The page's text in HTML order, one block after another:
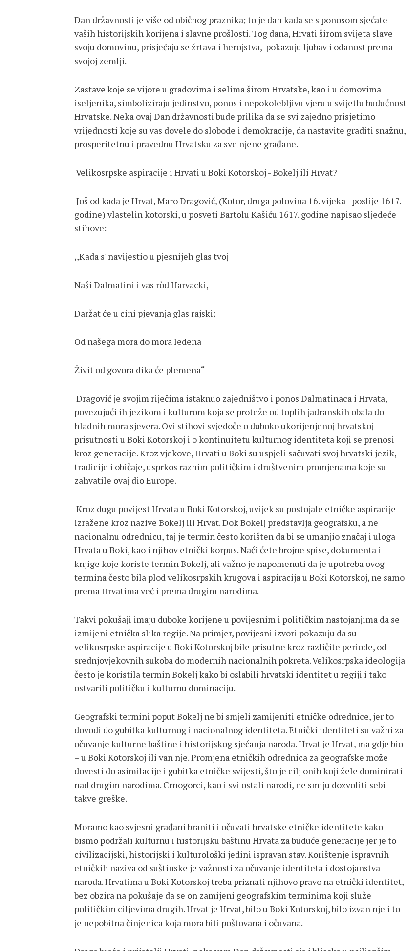
Dan državnosti je više od običnog praznika; to je dan kada se s ponosom sjećate
vaših historijskih korijena i slavne prošlosti. Tog dana, Hrvati širom svijeta slave
svoju domovinu, prisjećaju se žrtava i herojstva, pokazuju ljubav i odanost prema
svojoj zemlji.
Zastave koje se vijore u gradovima i selima širom Hrvatske, kao i u domovima
iseljenika, simboliziraju jedinstvo, ponos i nepokolebljivu vjeru u svijetlu budućnost
Hrvatske. Neka ovaj Dan državnosti bude prilika da se svi zajedno prisjetimo
vrijednosti koje su vas dovele do slobode i demokracije, da nastavite graditi snažnu,
prosperitetnu i pravednu Hrvatsku za sve njene građane.
Velikosrpske aspiracije i Hrvati u Boki Kotorskoj - Bokelj ili Hrvat?
Još od kada je Hrvat, Maro Dragović, (Kotor, druga polovina 16. vijeka - poslije 1617.
godine) vlastelin kotorski, u posveti Bartolu Kašiću 1617. godine napisao sljedeće
stihove:
,,Kada s' navijestio u pjesnijeh glas tvoj
Naši Dalmatini i vas ròd Harvacki,
Daržat će u cini pjevanja glas rajski;
Od našega mora do mora ledena
Živit od govora dika će plemena“
Dragović je svojim riječima istaknuo zajedništvo i ponos Dalmatinaca i Hrvata,
povezujući ih jezikom i kulturom koja se proteže od toplih jadranskih obala do
hladnih mora sjevera. Ovi stihovi svjedoče o duboko ukorijenjenoj hrvatskoj
prisutnosti u Boki Kotorskoj i o kontinuitetu kulturnog identiteta koji se prenosi
kroz generacije. Kroz vjekove, Hrvati u Boki su uspjeli sačuvati svoj hrvatski jezik,
tradicije i običaje, usprkos raznim političkim i društvenim promjenama koje su
zahvatile ovaj dio Europe.
Kroz dugu povijest Hrvata u Boki Kotorskoj, uvijek su postojale etničke aspiracije
izražene kroz nazive Bokelj ili Hrvat. Dok Bokelj predstavlja geografsku, a ne
nacionalnu odrednicu, taj je termin često korišten da bi se umanjio značaj i uloga
Hrvata u Boki, kao i njihov etnički korpus. Naći ćete brojne spise, dokumenta i
knjige koje koriste termin Bokelj, ali važno je napomenuti da je upotreba ovog
termina često bila plod velikosrpskih krugova i aspiracija u Boki Kotorskoj, ne samo
prema Hrvatima već i prema drugim narodima.
Takvi pokušaji imaju duboke korijene u povijesnim i političkim nastojanjima da se
izmijeni etnička slika regije. Na primjer, povijesni izvori pokazuju da su
velikosrpske aspiracije u Boki Kotorskoj bile prisutne kroz različite periode, od
srednjovjekovnih sukoba do modernih nacionalnih pokreta. Velikosrpska ideologija
često je koristila termin Bokelj kako bi oslabili hrvatski identitet u regiji i tako
ostvarili političku i kulturnu dominaciju.
Geografski termini poput Bokelj ne bi smjeli zamijeniti etničke odrednice, jer to
dovodi do gubitka kulturnog i nacionalnog identiteta. Etnički identiteti su važni za
očuvanje kulturne baštine i historijskog sjećanja naroda. Hrvat je Hrvat, ma gdje bio
– u Boki Kotorskoj ili van nje. Promjena etničkih odrednica za geografske može
dovesti do asimilacije i gubitka etničke svijesti, što je cilj onih koji žele dominirati
nad drugim narodima. Crnogorci, kao i svi ostali narodi, ne smiju dozvoliti sebi
takve greške.
Moramo kao svjesni građani braniti i očuvati hrvatske etničke identitete kako
bismo podržali kulturnu i historijsku baštinu Hrvata za buduće generacije jer je to
civilizacijski, historijski i kulturološki jedini ispravan stav. Korištenje ispravnih
etničkih naziva od suštinske je važnosti za očuvanje identiteta i dostojanstva
naroda. Hrvatima u Boki Kotorskoj treba priznati njihovo pravo na etnički identitet,
bez obzira na pokušaje da se on zamijeni geografskim terminima koji služe
političkim ciljevima drugih. Hrvat je Hrvat, bilo u Boki Kotorskoj, bilo izvan nje i to
je nepobitna činjenica koja mora biti poštovana i očuvana.